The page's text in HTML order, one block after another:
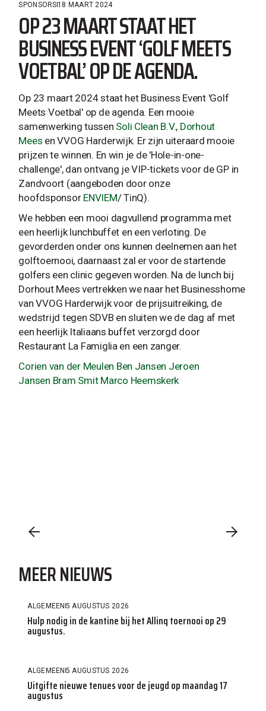
SPONSORS 18 MAART 2024
OP 23 MAART STAAT HET
BUSINESS EVENT ‘GOLF MEETS
VOETBAL’ OP DE AGENDA.
Op 23 maart 2024 staat het Business Event 'Golf
Meets Voetbal' op de agenda. Een mooie
samenwerking tussen Soli Clean B.V., Dorhout
Mees en VVOG Harderwijk. Er zijn uiteraard mooie
prijzen te winnen. En win je de 'Hole-in-one-
challenge', dan ontvang je VIP-tickets voor de GP in
Zandvoort (aangeboden door onze
hoofdsponsor ENVIEM/ TinQ).
We hebben een mooi dagvullend programma met
een heerlijk lunchbuffet en een verloting. De
gevorderden onder ons kunnen deelnemen aan het
golftoernooi, daarnaast zal er voor de startende
golfers een clinic gegeven worden. Na de lunch bij
Dorhout Mees vertrekken we naar het Businesshome
van VVOG Harderwijk voor de prijsuitreiking, de
wedstrijd tegen SDVB en sluiten we de dag af met
een heerlijk Italiaans buffet verzorgd door
Restaurant La Famiglia en een zanger.
Corien van der Meulen Ben Jansen Jeroen
Jansen Bram Smit Marco Heemskerk
MEER NIEUWS
ALGEMEEN5 AUGUSTUS 2026
Hulp nodig in de kantine bij het Allinq toernooi op 29
augustus.
ALGEMEEN5 AUGUSTUS 2026
Uitgifte nieuwe tenues voor de jeugd op maandag 17
augustus